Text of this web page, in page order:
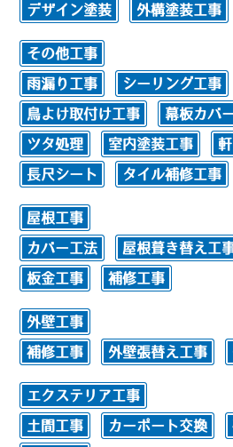
デザイン塗装 外構塗装工事
その他工事
雨漏り工事 シーリング工事
鳥よけ取付け工事 幕板カバ
ツタ処理 室内塗装工事
長尺シート タイル補修工事
屋根工事
カバー工法 屋根葺き替え工
板金工事 補修工事
外壁工事
補修工事 外壁張替え工事
エクステリア工事
土間工事 カーポート交換